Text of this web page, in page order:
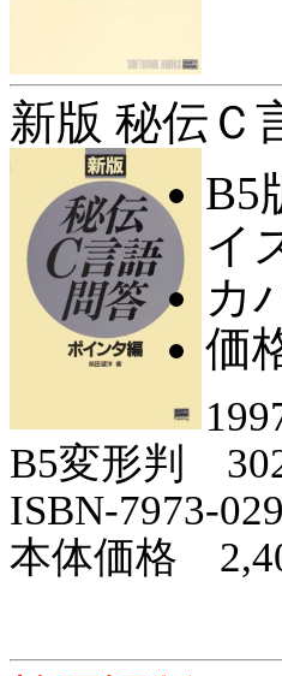
新版 秘伝Ｃ
B5
イ
カ
価
B5変形判
ISBN-7973-
本体価格